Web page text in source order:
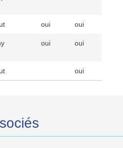
oui oui
oui oui
oui